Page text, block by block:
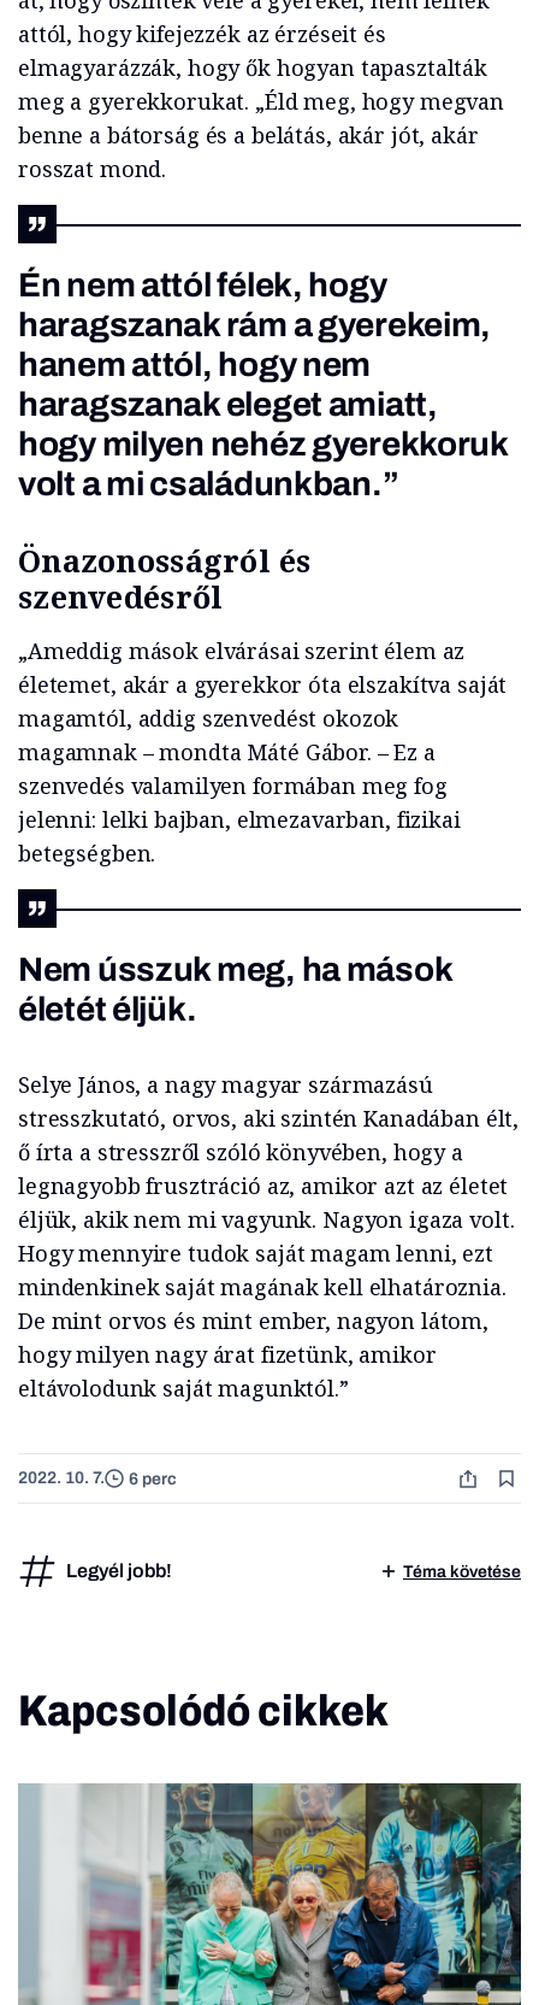
attól, hogy kifejezzék az érzéseit és
elmagyarázzák, hogy ők hogyan tapasztalták
meg a gyerekkorukat. „Éld meg, hogy megvan
benne a bátorság és a belátás, akár jót, akár
rosszat mond.
Én nem attól félek, hogy
haragszanak rám a gyerekeim,
hanem attól, hogy nem
haragszanak eleget amiatt,
hogy milyen nehéz gyerekkoruk
volt a mi családunkban.”
Önazonosságról és
szenvedésről
„Ameddig mások elvárásai szerint élem az
életemet, akár a gyerekkor óta elszakítva saját
magamtól, addig szenvedést okozok
magamnak – mondta Máté Gábor. – Ez a
szenvedés valamilyen formában meg fog
jelenni: lelki bajban, elmezavarban, fizikai
betegségben.
Nem ússzuk meg, ha mások
életét éljük.
Selye János, a nagy magyar származású
stresszkutató, orvos, aki szintén Kanadában élt,
ő írta a stresszről szóló könyvében, hogy a
legnagyobb frusztráció az, amikor azt az életet
éljük, akik nem mi vagyunk. Nagyon igaza volt.
Hogy mennyire tudok saját magam lenni, ezt
mindenkinek saját magának kell elhatároznia.
De mint orvos és mint ember, nagyon látom,
hogy milyen nagy árat fizetünk, amikor
eltávolodunk saját magunktól.”
2022. 10. 7. 6 perc
Legyél jobb! Téma követése
Kapcsolódó cikkek